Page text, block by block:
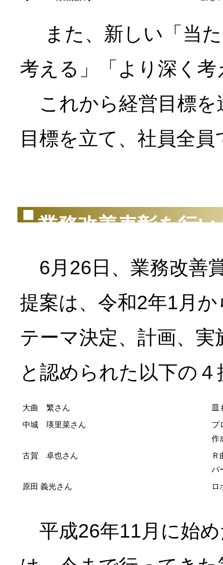
また、新しい「当た
考える」「より深く
これから経営目標を
目標を立て、社員全
業務改善表彰を行
6月26日、業務改善
提案は、令和2年1月
テーマ決定、計画、
と認められた以下の
大曲 繁さん
皿
中城 瑛里菜さん
プ
作
古賀 卓也さん
Ｒ
バ
原田 義光さん
ロ
平成26年11月に始め